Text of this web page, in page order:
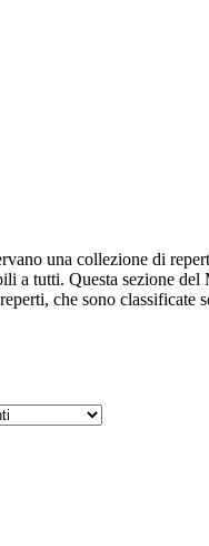
una collezione di
a tutti. Questa sezione
che sono